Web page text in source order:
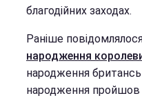
благодійних заходах.
Раніше
народження
народження
народження пройшов